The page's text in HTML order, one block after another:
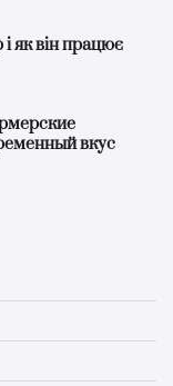
як він працює
вкус